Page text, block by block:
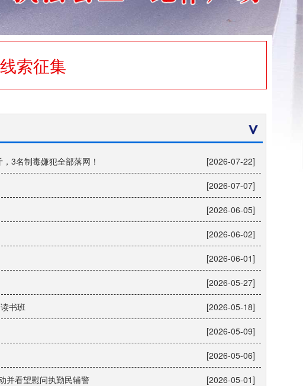
索征集
3名制毒嫌犯全部落网！ [2026-07-22]
[2026-07-07]
[2026-06-05]
[2026-06-02]
[2026-06-01]
[2026-05-27]
书班 [2026-05-18]
[2026-05-09]
[2026-05-06]
并看望慰问执勤民辅警 [2026-05-01]